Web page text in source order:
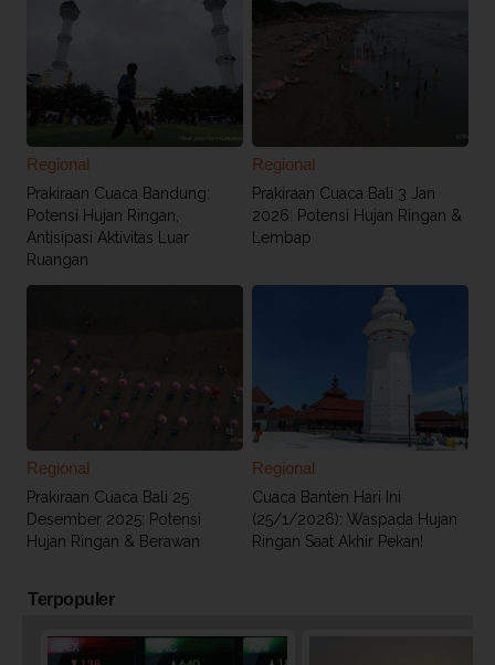
Regional
Prakiraan Cuaca Bandung:
Potensi Hujan Ringan,
Antisipasi Aktivitas Luar
Ruangan
Regional
Prakiraan Cuaca Bali 3 Jan
2026: Potensi Hujan Ringan &
Lembap
Regional
Prakiraan Cuaca Bali 25
Desember 2025: Potensi
Hujan Ringan & Berawan
Regional
Cuaca Banten Hari Ini
(25/1/2026): Waspada Hujan
Ringan Saat Akhir Pekan!
Terpopuler